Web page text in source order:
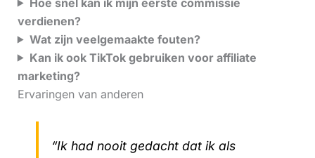
verdienen?
Wat zijn veelgemaakte fouten?
Kan ik ook TikTok gebruiken voor affiliate
marketing?
Ervaringen van anderen
“Ik had nooit gedacht dat ik als